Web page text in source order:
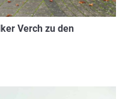
Verch zu den